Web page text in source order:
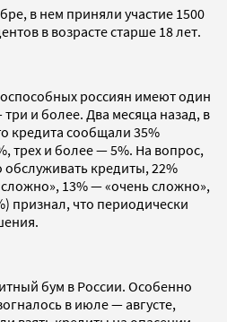
в нем приняли участие 1500
в возрасте старше 18 лет.
россиян имеют один
и более. Два месяца назад, в
кредита сообщали 35%
трех и более — 5%. На вопрос,
кредиты, 22%
13% — «очень сложно»,
признал, что периодически
бум в России. Особенно
в июле — августе,